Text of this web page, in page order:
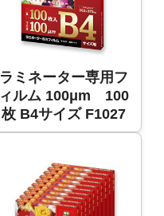
ラミネーター専用フ
ィルム 100μm 100
枚 B4サイズ F1027